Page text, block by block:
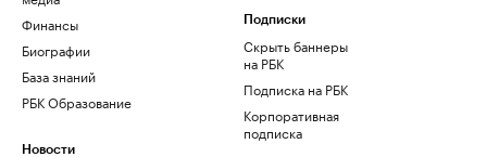
Финансы
Биографии
База знаний
РБК Образование
Новости
Подписки
Скрыть баннеры
на РБК
Подписка на РБК
Корпоративная
подписка